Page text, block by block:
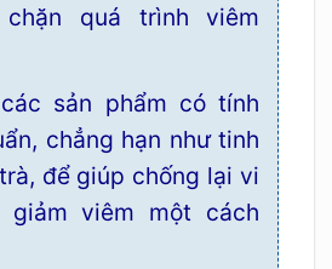
quá trình viêm
sản phẩm có tính
chẳng hạn như tinh
để giúp chống lại vi
giảm viêm một cách